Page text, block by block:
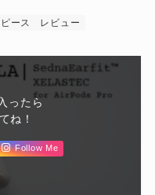
ース レビュー
ったら
ね！
Follow Me